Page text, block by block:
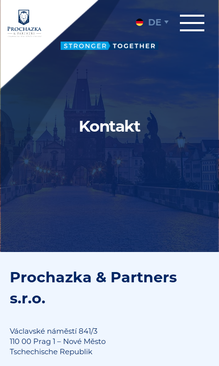
DE
Kontakt
Prochazka & Partners
s.r.o.
Václavské náměstí 841/3
110 00 Prag 1 – Nové Město
Tschechische Republik